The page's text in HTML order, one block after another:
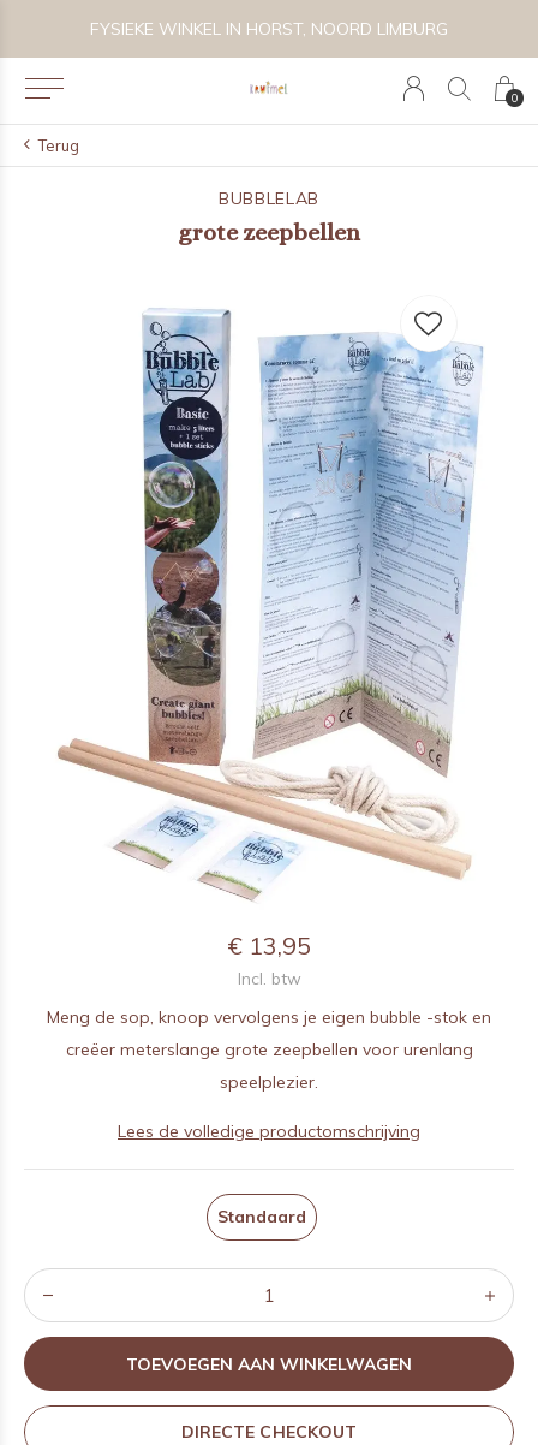
0
WINKEL IN HORST, NOORD LIMBURG VOLG KRUIMEL
Terug
BUBBLELAB
grote zeepbellen
€ 13,95
Incl. btw
Meng de sop, knoop vervolgens je eigen bubble -stok en
creëer meterslange grote zeepbellen voor urenlang
speelplezier.
Lees de volledige productomschrijving
Standaard
TOEVOEGEN AAN WINKELWAGEN
DIRECTE CHECKOUT